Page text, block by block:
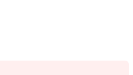
早まることで、夜の寝る時間